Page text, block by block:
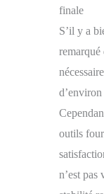
finale
S’il y a
remarqué
outils
n’est